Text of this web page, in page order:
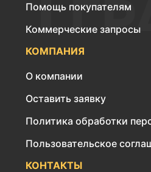
Помощь покупателям
Коммерческие запросы
КОМПАНИЯ
О компании
Оставить заявку
Политика обработки
Пользовательское
КОНТАКТЫ